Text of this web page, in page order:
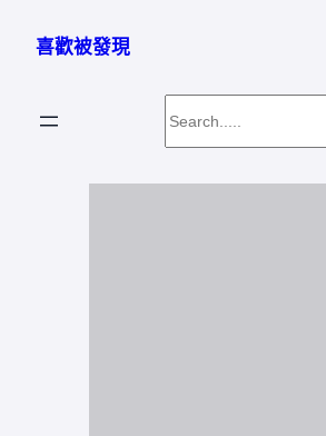
喜歡被發現